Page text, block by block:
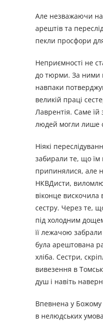
Але незважаючи на
арештів та
пекли просфори
Неприємності не
до тюрми. За ними
навпаки
великій праці
Лаврентія. Саме їй
людей могли лише
Ніякі
забирали те, що їм
припинялися, але
НКВДисти,
віконце
сестру. Через те,
під холодним
її лежачою
була арештована
хліба. Сестри,
вивезення в
душ і навіть
Впевнена у Божому
в нелюдських